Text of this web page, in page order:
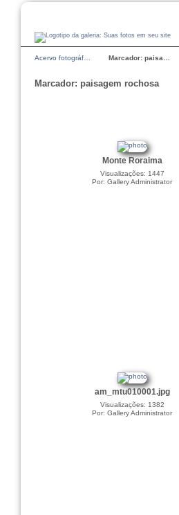
Acervo fotográf… Marcador: paisa…
Marcador: paisagem rochosa
Monte Roraima
Visualizações: 1447
Por: Gallery Administrator
am_mtu010001.jpg
Visualizações: 1382
Por: Gallery Administrator